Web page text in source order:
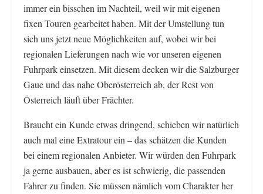
immer ein bisschen im Nachteil, weil wir mit eigenen
fixen Touren gearbeitet haben. Mit der Umstellung tun
sich uns jetzt neue Möglichkeiten auf, wobei wir bei
regionalen Lieferungen nach wie vor unseren eigenen
Fuhrpark einsetzen. Mit diesem decken wir die Salzburger
Gaue und das nahe Oberösterreich ab, der Rest von
Österreich läuft über Frächter.
Braucht ein Kunde etwas dringend, schieben wir natürlich
auch mal eine Extratour ein – das schätzen die Kunden
bei einem regionalen Anbieter. Wir würden den Fuhrpark
ja gerne ausbauen, aber es ist schwierig, die passenden
Fahrer zu finden. Sie müssen nämlich vom Charakter her